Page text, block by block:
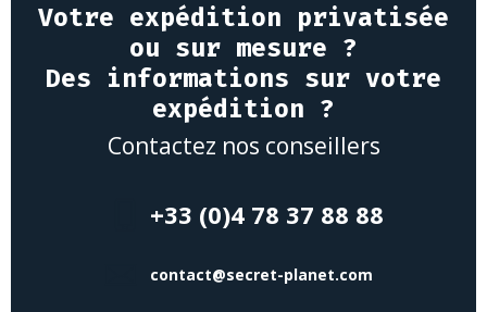
Votre expédition privatisée
ou sur mesure ?
Des informations sur votre
expédition ?
Contactez nos conseillers
+33 (0)4 78 37 88 88
contact@secret-planet.com